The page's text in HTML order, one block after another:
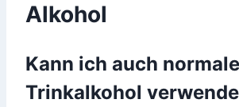
Alkohol
Kann ich auch
Trinkalkohol